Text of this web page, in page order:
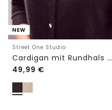
NEW
Street One Studio
Cardigan mit Rundhals und Knöpfen
49,99 €